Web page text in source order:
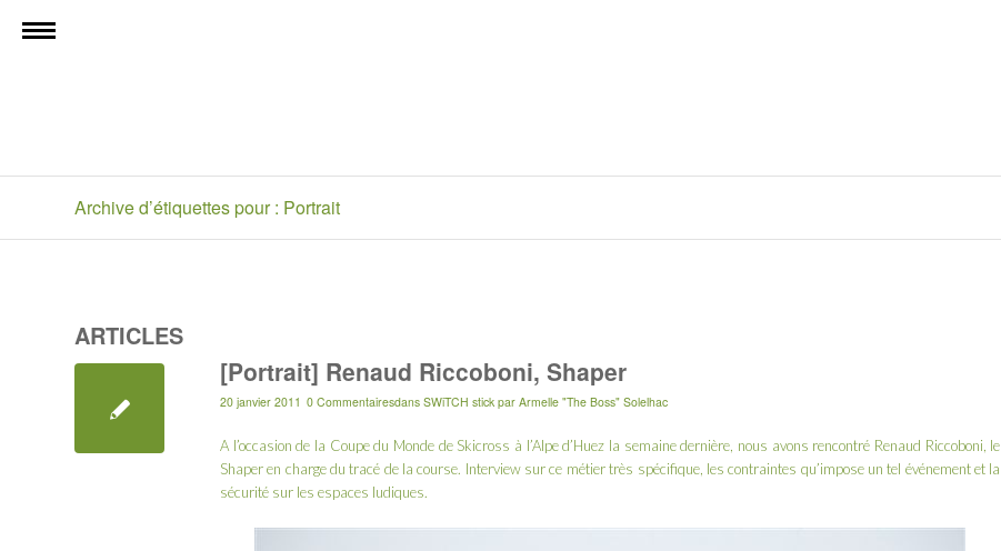
Archive d’étiquettes pour : Portrait
ARTICLES
[Portrait] Renaud Riccoboni, Shaper
20 janvier 2011 0 Commentairesdans SWiTCH stick par Armelle "The Boss" Solelhac
A l’occasion de la Coupe du Monde de Skicross à l’Alpe d’Huez la semaine dernière , nous avons rencontré Renaud Riccoboni, le
Shaper en charge du tracé de la course. Interview sur ce métier très spécifique, les contraintes qu’impose un tel événement et la
sécurité sur les espaces ludiques.